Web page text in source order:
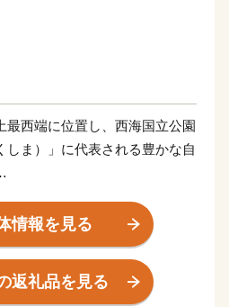
最西端に位置し、西海国立公園
しま）」に代表される豊かな自
の石器が出土し、1万2千年前
土器「豆粒文土器(とうりゅう
た。
4000人の半農半漁の一寒村で
情報を見る
返礼品を見る